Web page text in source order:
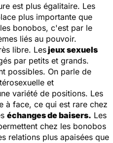
est plus égalitaire. Les
plus importante que
bonobos, c'est par le
liés au pouvoir.
libre. Lesjeux sexuels
par petits et grands.
possibles. On parle de
et
variété de positions. Les
à face, ce qui est rare chez
échanges de baisers. Les
chez les bonobos
relations plus apaisées que